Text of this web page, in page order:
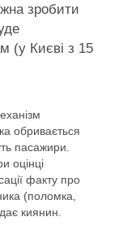
зробити
(у Києві з 15
обривається
пасажири.
оцінці
факту про
(поломка,
киянин.